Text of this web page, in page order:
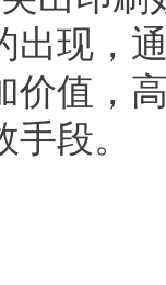
出现，
价值，
段。